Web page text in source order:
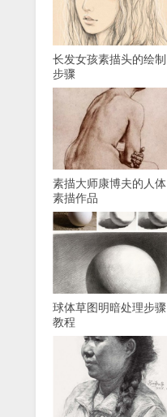
长发女孩素描头的绘制
步骤
素描大师康博夫的人体
素描作品
球体草图明暗处理步骤
教程